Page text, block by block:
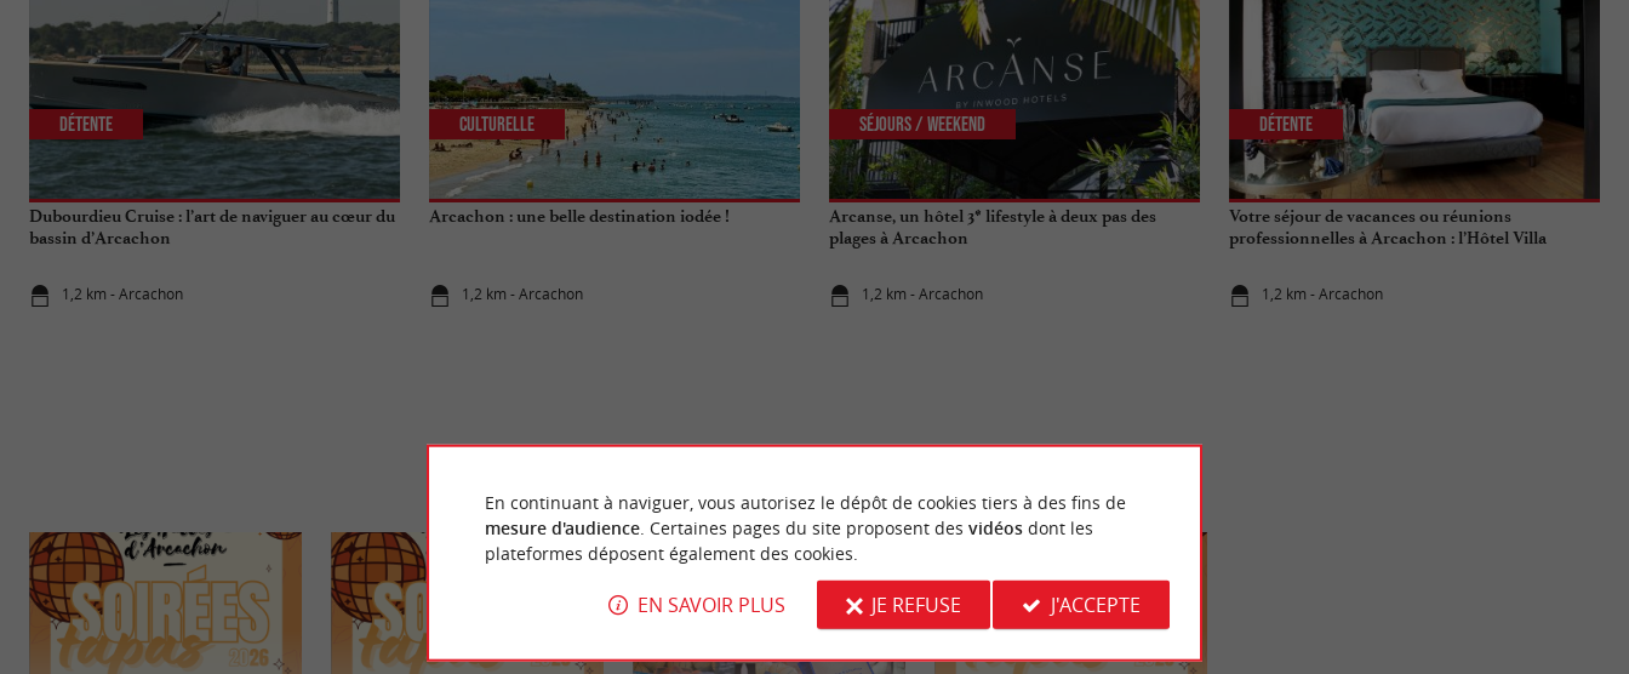
Dubourdieu Cruise : l’art de naviguer au cœur du
bassin d’Arcachon
1,2 km - Arcachon
Détente
Arcachon : une belle destination iodée !
1,2 km - Arcachon
Culturelle
Arcanse, un hôtel 3* lifestyle à deux pas des
plages à Arcachon
1,2 km - Arcachon
Séjours / Weekend
Votre séjour de vacances ou réunions
professionnelles à Arcachon : l’Hôtel Villa
1,2 km - Arcachon
Détente
En continuant à naviguer, vous autorisez le dépôt de cookies tiers à des fins de
mesure d'audience. Certaines pages du site proposent des vidéosdont les
plateformes déposent également des cookies.
EN SAVOIR PLUS JE REFUSE J'ACCEPTE